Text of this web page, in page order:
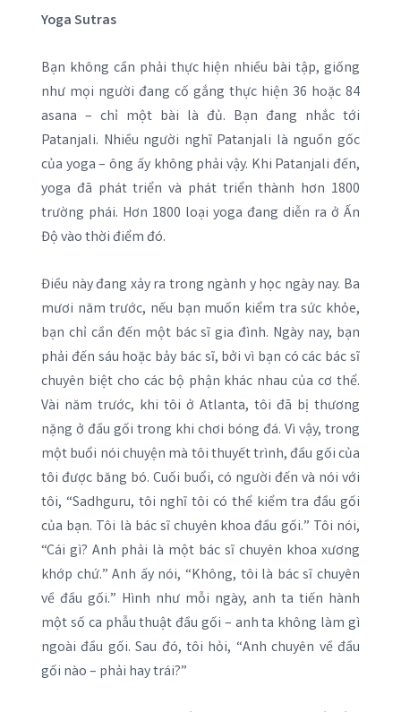
Yoga Sutras
Bạn không cần phải thực hiện nhiều bài tập, giống
như mọi người đang cố gắng thực hiện 36 hoặc 84
asana – chỉ một bài là đủ. Bạn đang nhắc tới
Patanjali. Nhiều người nghĩ Patanjali là nguồn gốc
của yoga – ông ấy không phải vậy. Khi Patanjali đến,
yoga đã phát triển và phát triển thành hơn 1800
trường phái. Hơn 1800 loại yoga đang diễn ra ở Ấn
Độ vào thời điểm đó.
Điều này đang xảy ra trong ngành y học ngày nay. Ba
mươi năm trước, nếu bạn muốn kiểm tra sức khỏe,
bạn chỉ cần đến một bác sĩ gia đình. Ngày nay, bạn
phải đến sáu hoặc bảy bác sĩ, bởi vì bạn có các bác sĩ
chuyên biệt cho các bộ phận khác nhau của cơ thể.
Vài năm trước, khi tôi ở Atlanta, tôi đã bị thương
nặng ở đầu gối trong khi chơi bóng đá. Vì vậy, trong
một buổi nói chuyện mà tôi thuyết trình, đầu gối của
tôi được băng bó. Cuối buổi, có người đến và nói với
tôi, “Sadhguru, tôi nghĩ tôi có thể kiểm tra đầu gối
của bạn. Tôi là bác sĩ chuyên khoa đầu gối.” Tôi nói,
“Cái gì? Anh phải là một bác sĩ chuyên khoa xương
khớp chứ.” Anh ấy nói, “Không, tôi là bác sĩ chuyên
về đầu gối.” Hình như mỗi ngày, anh ta tiến hành
một số ca phẫu thuật đầu gối – anh ta không làm gì
ngoài đầu gối. Sau đó, tôi hỏi, “Anh chuyên về đầu
gối nào – phải hay trái?”